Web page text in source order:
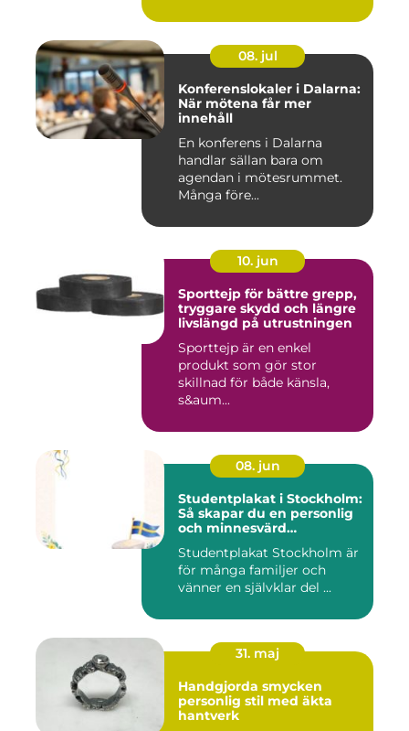
08. jul
Konferenslokaler i Dalarna:
När mötena får mer
innehåll
En konferens i Dalarna
handlar sällan bara om
agendan i mötesrummet.
Många före...
10. jun
Sporttejp för bättre grepp,
tryggare skydd och längre
livslängd på utrustningen
Sporttejp är en enkel
produkt som gör stor
skillnad för både känsla,
s&aum...
08. jun
Studentplakat i Stockholm:
Så skapar du en personlig
och minnesvärd
Studentplakat Stockholm är
för många familjer och
vänner en självklar del ...
31. maj
Handgjorda smycken
personlig stil med äkta
hantverk